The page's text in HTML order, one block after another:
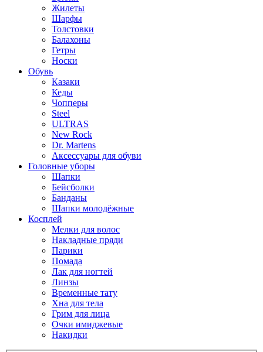
Жилеты
Шарфы
Толстовки
Балахоны
Гетры
Носки
Обувь
Казаки
Кеды
Чопперы
Steel
ULTRAS
New Rock
Dr. Martens
Аксессуары для обуви
Головные уборы
Шапки
Бейсболки
Банданы
Шапки молодёжные
Косплей
Мелки для волос
Накладные пряди
Парики
Помада
Лак для ногтей
Линзы
Временные тату
Хна для тела
Грим для лица
Очки имиджевые
Накидки